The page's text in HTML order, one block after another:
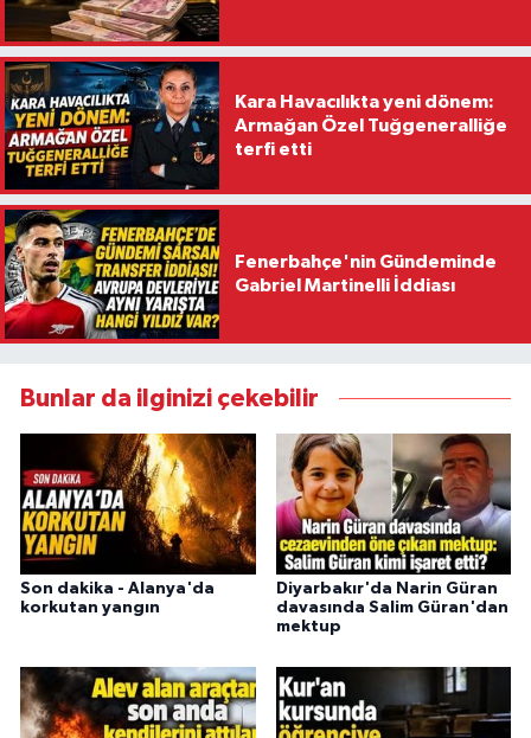
Kara Havacılıkta yeni dönem:
Armağan Özel Tuğgeneralliğe
terfi etti
Fenerbahçe'nin Gündeminde
Gabriel Martinelli İddiası
Bunlar da ilginizi çekebilir
Son dakika - Alanya'da
korkutan yangın
Diyarbakır'da Narin Güran
davasında Salim Güran'dan
mektup